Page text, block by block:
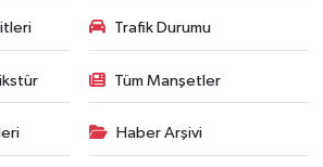
Trafik Durumu
Tüm Manşetler
Haber Arşivi